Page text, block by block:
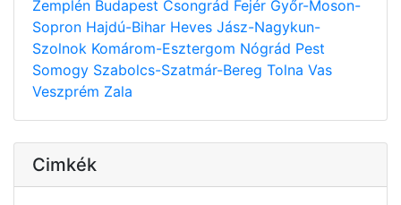
Zemplén Budapest Csongrád Fejér Győr-Moson-
Sopron Hajdú-Bihar Heves Jász-Nagykun-
Szolnok Komárom-Esztergom Nógrád Pest
Somogy Szabolcs-Szatmár-Bereg Tolna Vas
Veszprém Zala
Cimkék